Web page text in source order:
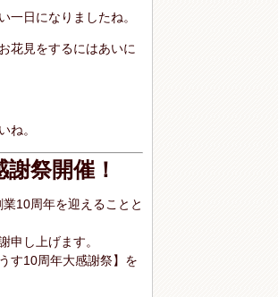
一日になりましたね。
花見をするにはあいに
ね。
祭開催！
10周年を迎えることと
申し上げます。
す10周年大感謝祭】を